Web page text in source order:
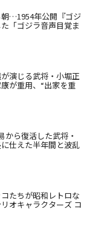
…1954年公開『ゴジ
「ゴジラ音声目覚ま
演じる武将・小堀正
が重用、“出家を重
から復活した武将・
仕えた半年間と波乱
たちが昭和レトロな
オキャラクターズ コ